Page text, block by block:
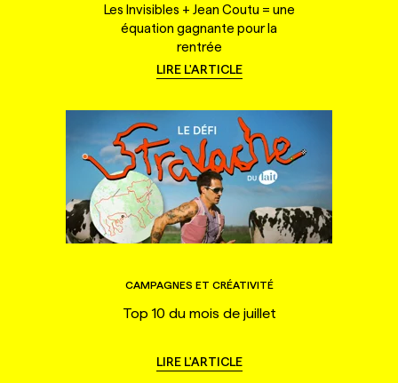
Les Invisibles + Jean Coutu = une
équation gagnante pour la
rentrée
LIRE L'ARTICLE
CAMPAGNES ET CRÉATIVITÉ
Top 10 du mois de juillet
LIRE L'ARTICLE